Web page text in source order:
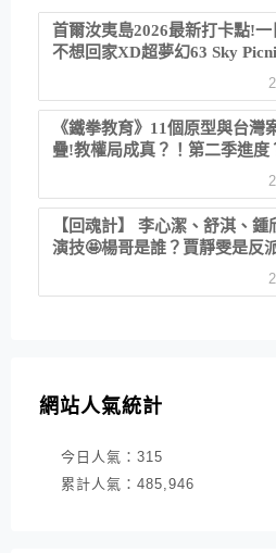
首爾汝夷島2026最新打卡點!一
不想回家XD超夢幻63 Sky
津帝王蟹大餐、《淚之女王》
《鐵拳教育》11個原型與台灣
疊!教權局成真？！第二季進度
【回魂計】 李心潔、舒淇、鍾
演技🤩楊哥是誰？賈靜雯是反
網站人氣統計
今日人氣： 315
累計人氣： 485,946